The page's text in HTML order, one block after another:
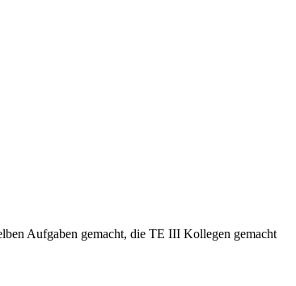
Aufgaben gemacht, die TE III Kollegen gemacht